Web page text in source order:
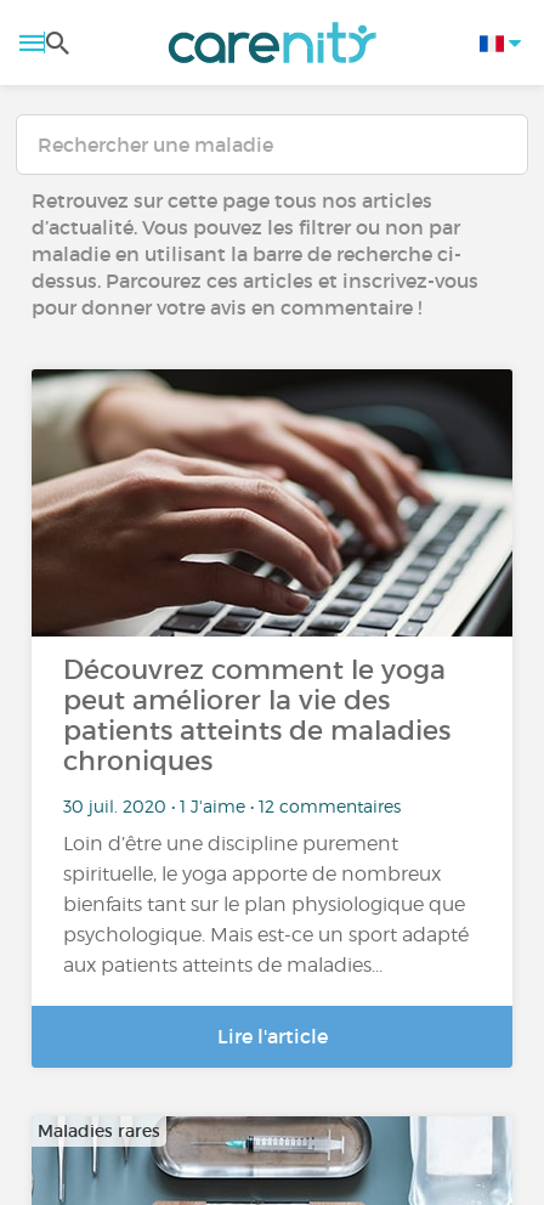
Retrouvez sur cette page tous nos articles
d’actualité. Vous pouvez les filtrer ou non par
maladie en utilisant la barre de recherche ci-
dessus. Parcourez ces articles et inscrivez-vous
pour donner votre avis en commentaire !
Découvrez comment le yoga
peut améliorer la vie des
patients atteints de maladies
chroniques
30 juil. 2020 • 1 J'aime • 12 commentaires
Loin d’être une discipline purement
spirituelle, le yoga apporte de nombreux
bienfaits tant sur le plan physiologique que
psychologique. Mais est-ce un sport adapté
aux patients atteints de maladies...
Lire l'article
Maladies rares